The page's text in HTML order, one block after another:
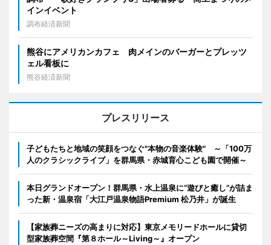
インイベント
調布経済新聞
熊谷にアメリカンカフェ 肉メインのバーガーとプレッツ
ェル看板に
熊谷経済新聞
プレスリリース
子どもたちと地域の笑顔をつなぐ"本物の音楽体験" ～「100万
人のクラシックライブ」を群馬県・赤城育心こども園で開催～
本日グランドオープン！群馬県・水上温泉に“遊びと癒し”が詰ま
った新・温泉宿「大江戸温泉物語Premium 松乃井」が誕生
【家族葬ニーズの高まりに対応】東京メモリードホールに貸切
型家族葬空間『第８ホール～Living～』オープン